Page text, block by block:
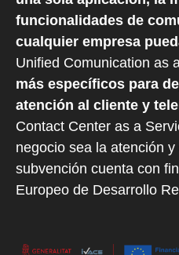
funcionalidades de
cualquier empresa
Unified Comunication as
más específicos para
atención al cliente y
Contact Center as a
negocio sea la atención
subvención cuenta con
Europeo de Desarrollo